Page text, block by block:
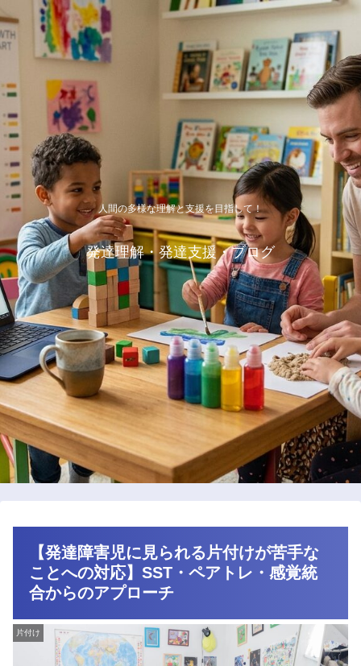
人間の多様な理解と支援を目指して！
発達理解・発達支援・ブログ
【発達障害児に見られる片付けが苦手な
ことへの対応】SST・ペアトレ・感覚統
合からのアプローチ
片付け